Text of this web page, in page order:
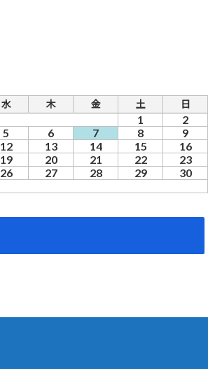
水 木 金 土 日
1
2
5 6 7 8
9
12 13 14 15
16
19 20 21 22
23
26 27 28 29
30